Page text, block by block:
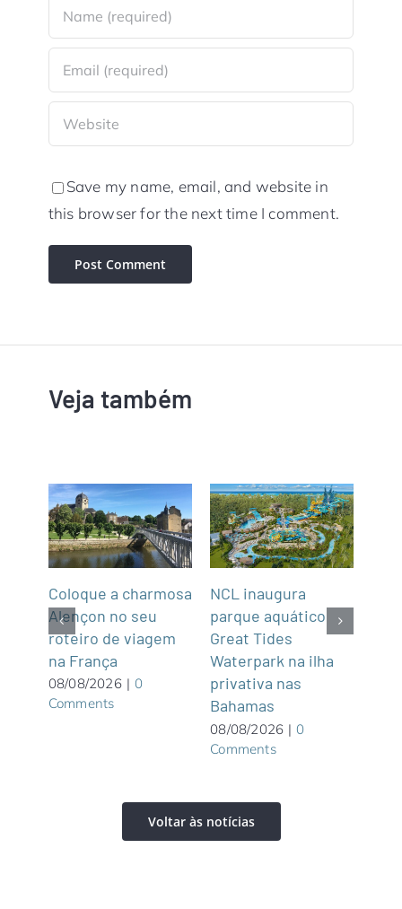
Save my name, email, and website in
this browser for the next time I comment.
Veja também
Coloque a charmosa
Alençon no seu
roteiro de viagem
na França
08/08/2026 | 0
Comments
NCL inaugura
parque aquático
Great Tides
Waterpark na ilha
privativa nas
Bahamas
08/08/2026 | 0
Comments
Voltar às notícias